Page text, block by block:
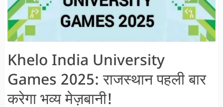
Khelo India University
Games 2025: राजस्थान पहली बार
करेगा भव्य मेज़बानी!